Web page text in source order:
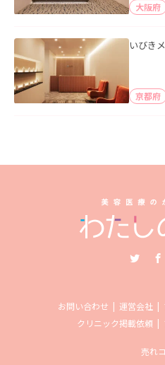
大阪府
いびき
京都府
お問い合わせ 運営会社
クリニック掲載依頼
売れ